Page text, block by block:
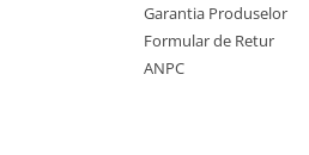
Garantia Produselor
Formular de Retur
ANPC